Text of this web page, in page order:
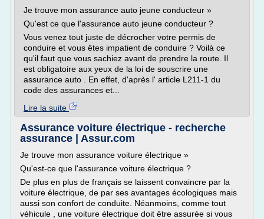
Je trouve mon assurance auto jeune conducteur »
Qu'est ce que l'assurance auto jeune conducteur ?
Vous venez tout juste de décrocher votre permis de
conduire et vous êtes impatient de conduire ? Voilà ce
qu'il faut que vous sachiez avant de prendre la route. Il
est obligatoire aux yeux de la loi de souscrire une
assurance auto . En effet, d'après l' article L211-1 du
code des assurances et...
Lire la suite
Assurance voiture électrique - recherche
assurance | Assur.com
Je trouve mon assurance voiture électrique »
Qu'est-ce que l'assurance voiture électrique ?
De plus en plus de français se laissent convaincre par la
voiture électrique, de par ses avantages écologiques mais
aussi son confort de conduite. Néanmoins, comme tout
véhicule , une voiture électrique doit être assurée si vous